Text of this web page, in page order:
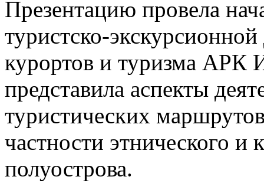
Презентацию провела
туристско-
курортов и туризма АРК
представила аспекты
туристических
частности этнического и
полуострова.